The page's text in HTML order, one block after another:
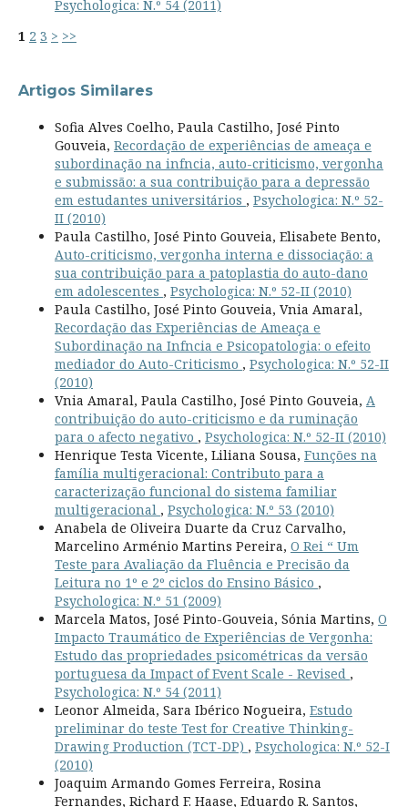
Psychologica: N.º 54 (2011)
1 2 3 > >>
Artigos Similares
Sofia Alves Coelho, Paula Castilho, José Pinto
Gouveia, Recordação de experiências de ameaça e
subordinação na infncia, auto-criticismo, vergonha
e submissão: a sua contribuição para a depressão
em estudantes universitários , Psychologica: N.º 52-
II (2010)
Paula Castilho, José Pinto Gouveia, Elisabete Bento,
Auto-criticismo, vergonha interna e dissociação: a
sua contribuição para a patoplastia do auto-dano
em adolescentes , Psychologica: N.º 52-II (2010)
Paula Castilho, José Pinto Gouveia, Vnia Amaral,
Recordação das Experiências de Ameaça e
Subordinação na Infncia e Psicopatologia: o efeito
mediador do Auto-Criticismo , Psychologica: N.º 52-II
(2010)
Vnia Amaral, Paula Castilho, José Pinto Gouveia, A
contribuição do auto-criticismo e da ruminação
para o afecto negativo , Psychologica: N.º 52-II (2010)
Henrique Testa Vicente, Liliana Sousa, Funções na
família multigeracional: Contributo para a
caracterização funcional do sistema familiar
multigeracional , Psychologica: N.º 53 (2010)
Anabela de Oliveira Duarte da Cruz Carvalho,
Marcelino Arménio Martins Pereira, O Rei “ Um
Teste para Avaliação da Fluência e Precisão da
Leitura no 1º e 2º ciclos do Ensino Básico ,
Psychologica: N.º 51 (2009)
Marcela Matos, José Pinto-Gouveia, Sónia Martins, O
Impacto Traumático de Experiências de Vergonha:
Estudo das propriedades psicométricas da versão
portuguesa da Impact of Event Scale - Revised ,
Psychologica: N.º 54 (2011)
Leonor Almeida, Sara Ibérico Nogueira, Estudo
preliminar do teste Test for Creative Thinking-
Drawing Production (TCT-DP) , Psychologica: N.º 52-I
(2010)
Joaquim Armando Gomes Ferreira, Rosina
Fernandes, Richard F. Haase, Eduardo R. Santos,